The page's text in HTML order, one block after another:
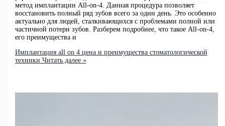
метод имплантации All-on-4. Данная процедура позволяет
восстановить полный ряд зубов всего за один день. Это особенно
актуально для людей, сталкивающихся с проблемами полной или
частичной потери зубов. Разберем подробнее, что такое All-on-4,
его преимущества и
Имплантация all on 4 цена и преимущества стоматологической
техники Читать далее »